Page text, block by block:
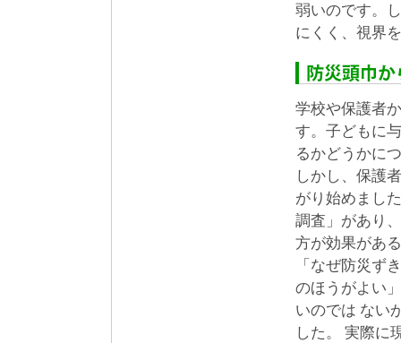
弱いのです。
にくく、視界
学校や保護者
す。子どもに
るかどうかに
しかし、保護
がり始めまし
調査」があり
方が効果があ
「なぜ防災ず
のほうがよい
いのでは ない
した。 実際に